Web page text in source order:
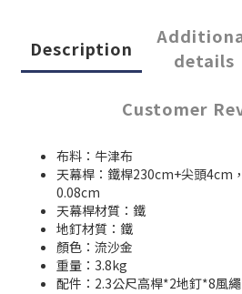
Description
details
Customer
布料：牛津布
天幕桿：鐵桿230cm+尖頭4cm
0.08cm
天幕桿材質：鐵
地釘材質：鐵
顏色：流沙金
重量：3.8kg
配件：2.3公尺高桿*2地釘*8風